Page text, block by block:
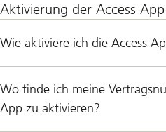
Aktivierung der Access App
Wie aktiviere ich die Access
Wo finde ich meine
App zu aktivieren?